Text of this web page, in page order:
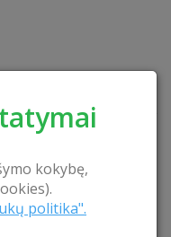
kokybę,
politika".